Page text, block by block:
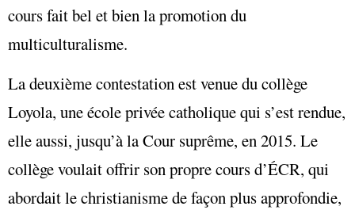
cours fait bel et bien la promotion du
multiculturalisme.
La deuxième contestation est venue du collège
Loyola, une école privée catholique qui s’est rendue,
elle aussi, jusqu’à la Cour suprême, en 2015. Le
collège voulait offrir son propre cours d’ÉCR, qui
abordait le christianisme de façon plus approfondie,